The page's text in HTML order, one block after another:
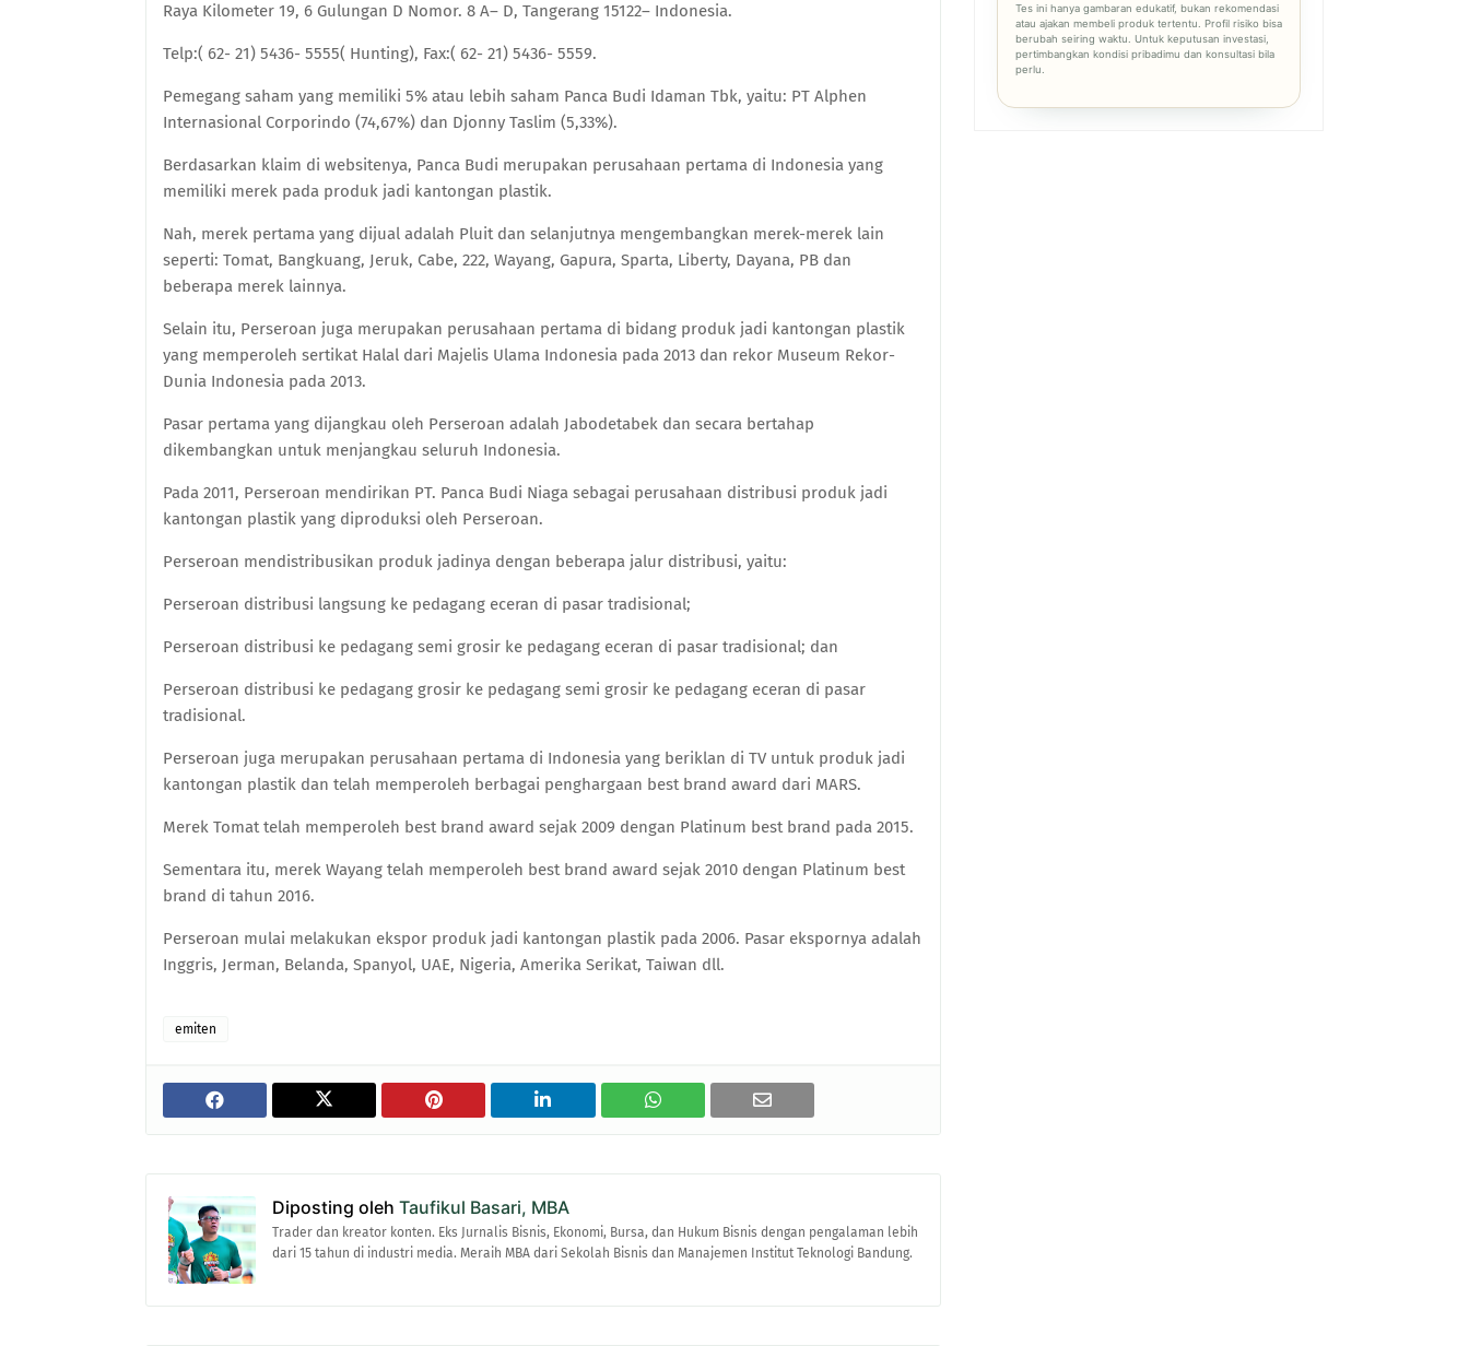
Raya Kilometer 19, 6 Gulungan D Nomor. 8 A– D, Tangerang 15122– Indonesia.
Telp:( 62- 21) 5436- 5555( Hunting), Fax:( 62- 21) 5436- 5559.
Pemegang saham yang memiliki 5% atau lebih saham Panca Budi Idaman Tbk, yaitu: PT Alphen
Internasional Corporindo (74,67%) dan Djonny Taslim (5,33%).
Berdasarkan klaim di websitenya, Panca Budi merupakan perusahaan pertama di Indonesia yang
memiliki merek pada produk jadi kantongan plastik.
Nah, merek pertama yang dijual adalah Pluit dan selanjutnya mengembangkan merek-merek lain
seperti: Tomat, Bangkuang, Jeruk, Cabe, 222, Wayang, Gapura, Sparta, Liberty, Dayana, PB dan
beberapa merek lainnya.
Selain itu, Perseroan juga merupakan perusahaan pertama di bidang produk jadi kantongan plastik
yang memperoleh sertikat Halal dari Majelis Ulama Indonesia pada 2013 dan rekor Museum Rekor-
Dunia Indonesia pada 2013.
Pasar pertama yang dijangkau oleh Perseroan adalah Jabodetabek dan secara bertahap
dikembangkan untuk menjangkau seluruh Indonesia.
Pada 2011, Perseroan mendirikan PT. Panca Budi Niaga sebagai perusahaan distribusi produk jadi
kantongan plastik yang diproduksi oleh Perseroan.
Perseroan mendistribusikan produk jadinya dengan beberapa jalur distribusi, yaitu:
Perseroan distribusi langsung ke pedagang eceran di pasar tradisional;
Perseroan distribusi ke pedagang semi grosir ke pedagang eceran di pasar tradisional; dan
Perseroan distribusi ke pedagang grosir ke pedagang semi grosir ke pedagang eceran di pasar
tradisional.
Perseroan juga merupakan perusahaan pertama di Indonesia yang beriklan di TV untuk produk jadi
kantongan plastik dan telah memperoleh berbagai penghargaan best brand award dari MARS.
Merek Tomat telah memperoleh best brand award sejak 2009 dengan Platinum best brand pada 2015.
Sementara itu, merek Wayang telah memperoleh best brand award sejak 2010 dengan Platinum best
brand di tahun 2016.
Perseroan mulai melakukan ekspor produk jadi kantongan plastik pada 2006. Pasar ekspornya adalah
Inggris, Jerman, Belanda, Spanyol, UAE, Nigeria, Amerika Serikat, Taiwan dll.
emiten
Diposting oleh Taufikul Basari, MBA
Trader dan kreator konten. Eks Jurnalis Bisnis, Ekonomi, Bursa, dan Hukum Bisnis dengan pengalaman lebih
dari 15 tahun di industri media. Meraih MBA dari Sekolah Bisnis dan Manajemen Institut Teknologi Bandung.
Tes ini hanya gambaran edukatif, bukan rekomendasi
atau ajakan membeli produk tertentu. Profil risiko bisa
berubah seiring waktu. Untuk keputusan investasi,
pertimbangkan kondisi pribadimu dan konsultasi bila
perlu.